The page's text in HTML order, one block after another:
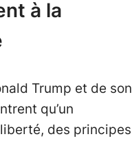
à la
Trump et de son
qu’un
des principes